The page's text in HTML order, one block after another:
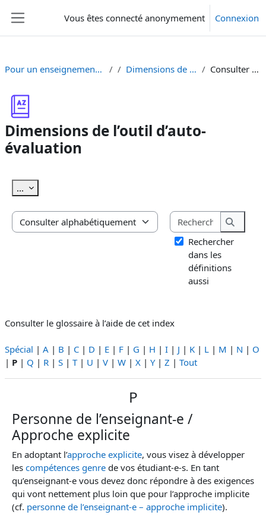
Vous êtes connecté anonymement Connexion
Pour un enseignement supérieur sensible au genre Dimensions de l’outil d’auto-évaluation Consulter alphabétiquement
Dimensions de l’outil d’auto-
évaluation
... Exporter des articles
Consulter le glossaire à l’aide de cet index
Rechercher
Rechercher
dans les
définitions
aussi
Consulter le glossaire à l’aide de cet index
Spécial | A | B | C | D | E | F | G | H | I | J | K | L | M | N | O
| P | Q | R | S | T| U | V | W | X | Y| Z | Tout
P
Personne de l’enseignant-e /
Approche explicite
En adoptant l’approche explicite, vous visez à développer
les compétences genre de vos étudiant-e-s. En tant
qu’enseignant-e vous devez donc répondre à des exigences
qui vont nettement plus loin que pour l’approche implicite
(cf. personne de l’enseignant-e – approche implicite).